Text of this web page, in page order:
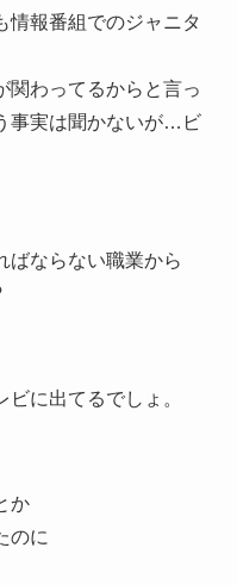
情報番組でのジャニタ
関わってるからと言っ
事実は聞かないが…ビ
ばならない職業から
に出てるでしょ。
か
のに